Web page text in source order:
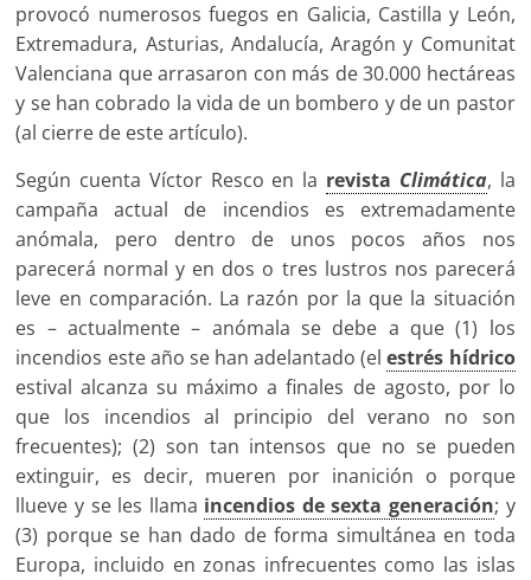
provocó numerosos fuegos en Galicia, Castilla y León,
Extremadura, Asturias, Andalucía, Aragón y Comunitat
Valenciana que arrasaron con más de 30.000 hectáreas
y se han cobrado la vida de un bombero y de un pastor
(al cierre de este artículo).
Según cuenta Víctor Resco en la revista Climática, la
campaña actual de incendios es extremadamente
anómala, pero dentro de unos pocos años nos
parecerá normal y en dos o tres lustros nos parecerá
leve en comparación. La razón por la que la situación
es – actualmente – anómala se debe a que (1) los
incendios este año se han adelantado (elestrés hídrico
estival alcanza su máximo a finales de agosto, por lo
que los incendios al principio del verano no son
frecuentes); (2) son tan intensos que no se pueden
extinguir, es decir, mueren por inanición o porque
llueve y se les llama incendios de sexta generación; y
(3) porque se han dado de forma simultánea en toda
Europa, incluido en zonas infrecuentes como las islas